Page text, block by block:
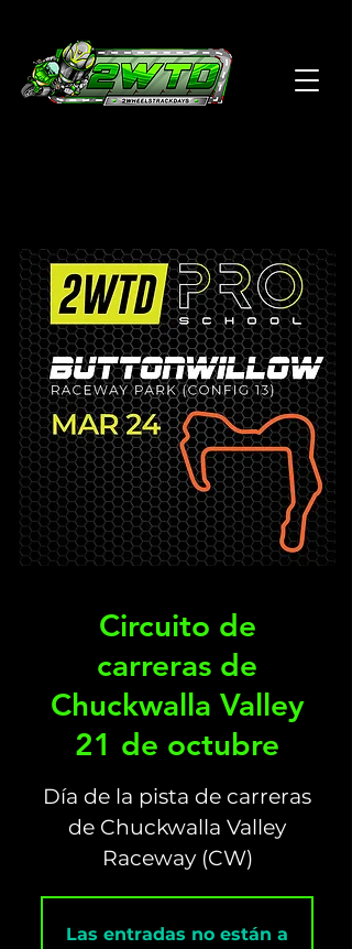
Circuito de
carreras de
Chuckwalla Valley
21 de octubre
Día de la pista de carreras
de Chuckwalla Valley
Raceway (CW)
Las entradas no están a